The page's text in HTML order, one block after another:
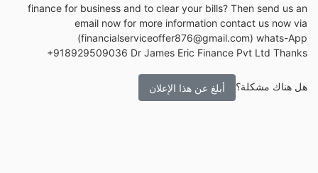
finance for business and to clear your bills? Then send us an
email now for more information contact us now via
(financialserviceoffer876@gmail.com) whats-App
+918929509036 Dr James Eric Finance Pvt Ltd Thanks
هل هناك مشكلة؟ أبلغ عن هذا الإعلان